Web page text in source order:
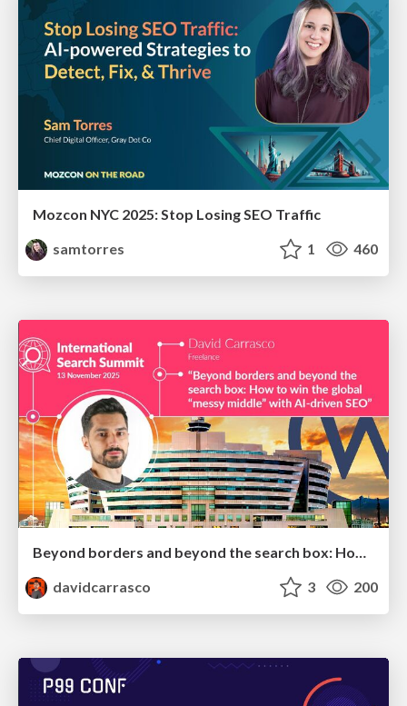
Mozcon NYC 2025: Stop Losing SEO Traffic
samtorres
1 460
Beyond borders and beyond the search box: How to win the global "messy middle" with AI-driven SEO
davidcarrasco
3 200